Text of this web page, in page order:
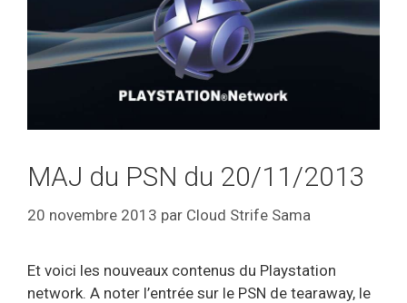
MAJ du PSN du 20/11/2013
20 novembre 2013 par Cloud Strife Sama
Et voici les nouveaux contenus du Playstation
network. A noter l’entrée sur le PSN de tearaway, le